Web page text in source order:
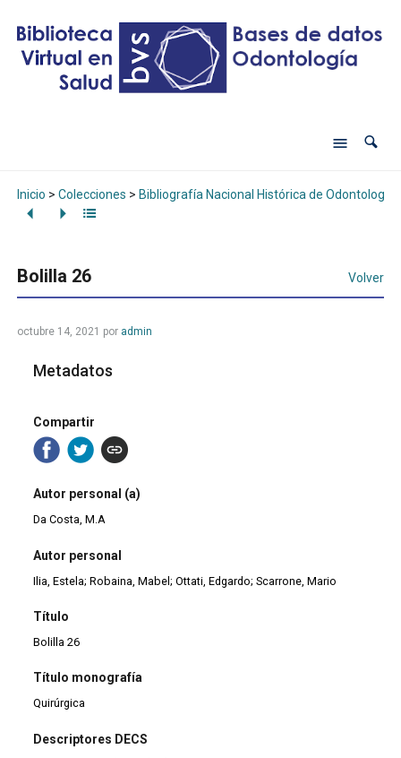
Inicio > Colecciones > Bibliografía Nacional Histórica de Odontología
Bolilla 26 Volver
octubre 14, 2021 por admin
Metadatos
Compartir
Autor personal (a)
Da Costa, M.A
Autor personal
Ilia, Estela; Robaina, Mabel; Ottati, Edgardo; Scarrone, Mario
Título
Bolilla 26
Título monografía
Quirúrgica
Descriptores DECS